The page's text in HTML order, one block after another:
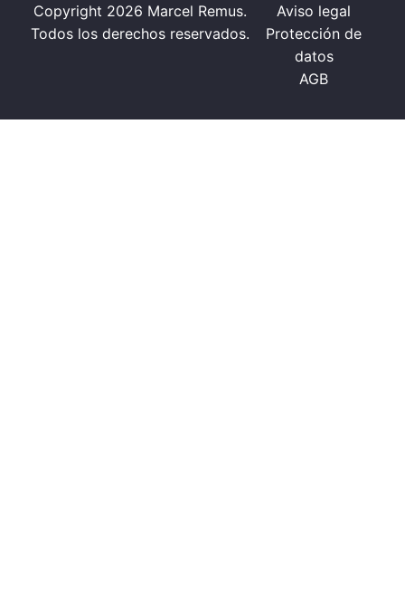
Copyright 2026 Marcel Remus.
Todos los derechos reservados.
Aviso legal
Protección de
datos
AGB